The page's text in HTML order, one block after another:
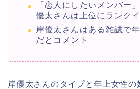
「恋人にしたいメンバー
優太さんは上位にランク
岸優太さんはある雑誌で
だとコメント
岸優太さんのタイプと年上女性の